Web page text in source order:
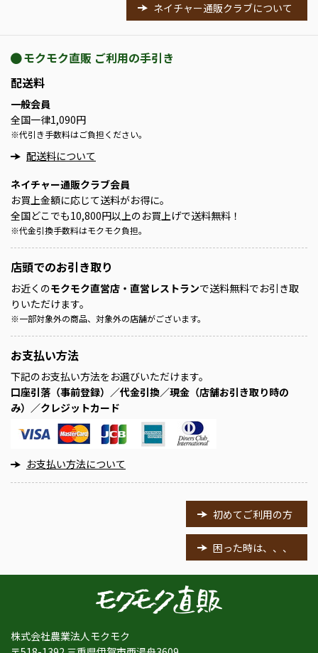
ネイチャー通販クラブについて
モクモク直販 ご利用の手引き
配送料
一般会員
全国一律1,090円
※代引き手数料はご負担ください。
配送料について
ネイチャー通販クラブ会員
お買上金額に応じて送料がお得に。
全国どこでも10,800円以上のお買上げで送料無料！
※代金引換手数料はモクモク負担。
店頭でのお引き取り
お近くのモクモク直営店・直営レストランで送料無料でお引き取
りいただけます。
※一部対象外の商品、対象外の店舗がございます。
お支払い方法
下記のお支払い方法をお選びいただけます。
口座引落（事前登録）／代金引換／現金（店舗お引き取り時の
み）／クレジットカード
お支払い方法について
初めてご利用の方
困った時は、、、
株式会社農業法人モクモク